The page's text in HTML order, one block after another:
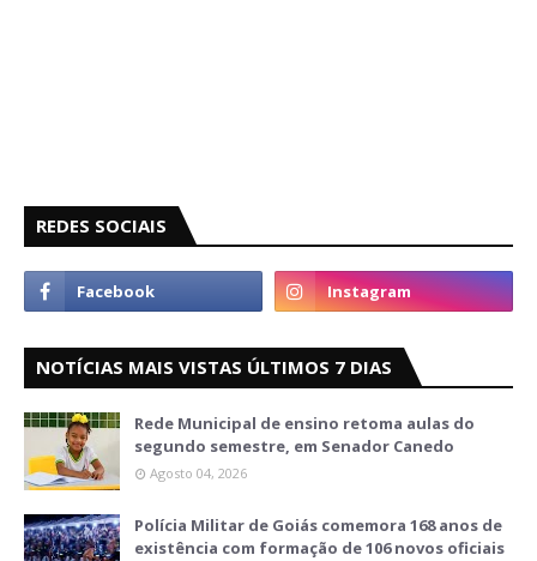
REDES SOCIAIS
NOTÍCIAS MAIS VISTAS ÚLTIMOS 7 DIAS
Rede Municipal de ensino retoma aulas do
segundo semestre, em Senador Canedo
Agosto 04, 2026
Polícia Militar de Goiás comemora 168 anos de
existência com formação de 106 novos oficiais